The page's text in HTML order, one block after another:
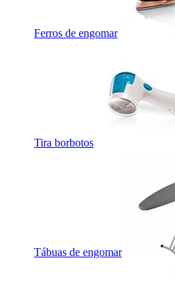
Ferros de engomar
Tira borbotos
Tábuas de engomar